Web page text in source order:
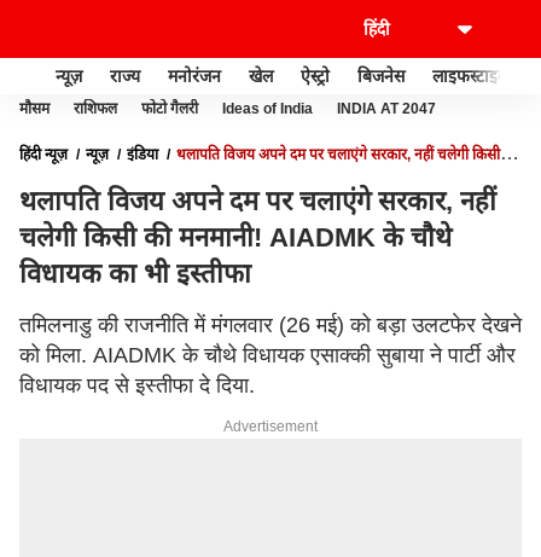
न्यूज़ राज्य मनोरंजन खेल ऐस्ट्रो बिजनेस लाइफस्टाइल
मौसम राशिफल फोटो गैलरी Ideas of India INDIA AT 2047
हिंदी न्यूज़ न्यूज़ इंडिया
थलापति विजय अपने दम पर चलाएंगे सरकार, नहीं चलेगी किसी की
थलापति विजय अपने दम पर चलाएंगे सरकार, नहीं
चलेगी किसी की मनमानी! AIADMK के चौथे
विधायक का भी इस्तीफा
तमिलनाडु की राजनीति में मंगलवार (26 मई) को बड़ा उलटफेर देखने
को मिला. AIADMK के चौथे विधायक एसाक्की सुबाया ने पार्टी और
विधायक पद से इस्तीफा दे दिया.
Advertisement